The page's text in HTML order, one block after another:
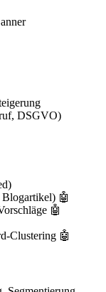
DSGVO)
🤖
🤖
Clustering 🤖